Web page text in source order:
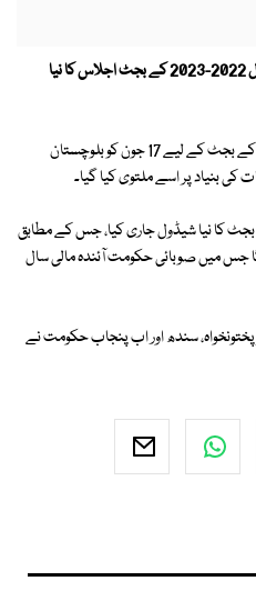
قائم مقام گورنر بلوچستان نے آئندہ مالی سال 2022-2023 کے بجٹ اجلاس کا نیا
ایکسپریس نیوز کے مطابق آئندہ مالی سال کے بجٹ کے لیے 17 جون کو بلوچستان
کی بنیاد پر اسے ملتوی کیا گیا۔
بجٹ کا نیا شیڈول جاری کیا، جس کے مطابق
20 جون کو ہوگا جس میں صوبائی حکومت آئندہ مالی سال
سندھ اور اب پنجاب حکومت نے